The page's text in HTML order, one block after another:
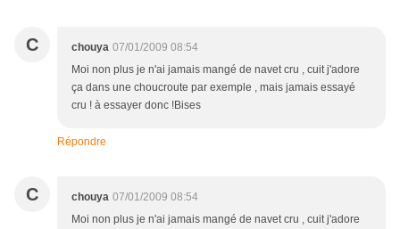
C chouya 07/01/2009 08:54
Moi non plus je n'ai jamais mangé de navet cru , cuit j'adore
ça dans une choucroute par exemple , mais jamais essayé
cru ! à essayer donc !Bises
Répondre
C chouya 07/01/2009 08:54
Moi non plus je n'ai jamais mangé de navet cru , cuit j'adore